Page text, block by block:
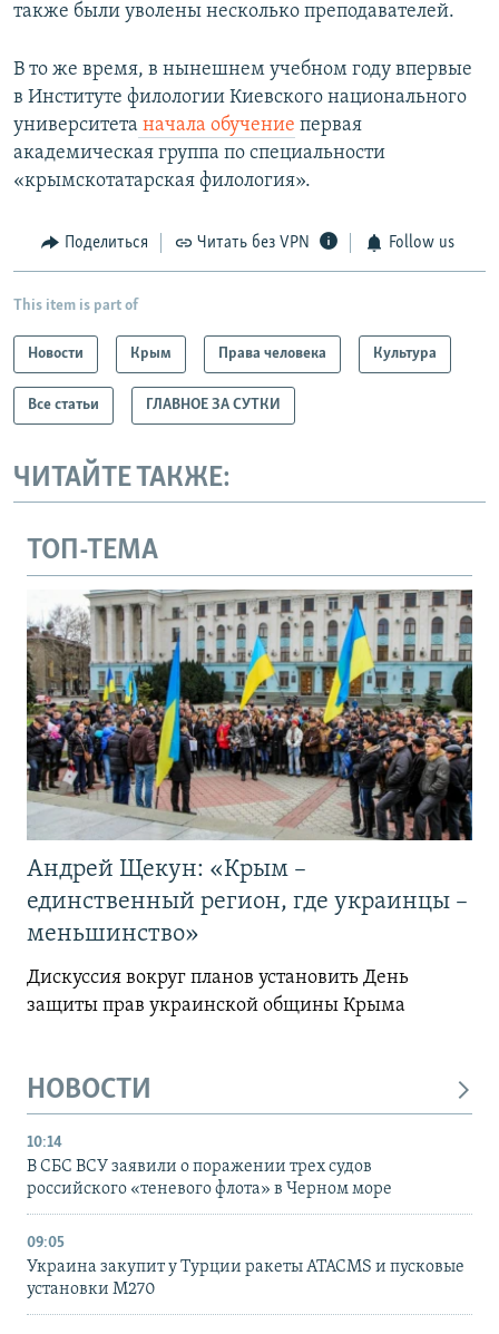
также были уволены несколько преподавателей.
В то же время, в нынешнем учебном году впервые
в Институте филологии Киевского национального
университета начала обучение первая
академическая группа по специальности
«крымскотатарская филология».
Поделиться Читать без VPN Follow us
This item is part of
Новости Крым Права человека Культура
Все статьи ГЛАВНОЕ ЗА СУТКИ
ЧИТАЙТЕ ТАКЖЕ:
ТОП-ТЕМА
Андрей Щекун: «Крым –
единственный регион, где украинцы –
меньшинство»
Дискуссия вокруг планов установить День
защиты прав украинской общины Крыма
НОВОСТИ
10:14
В СБС ВСУ заявили о поражении трех судов
российского «теневого флота» в Черном море
09:05
Украина закупит у Турции ракеты ATACMS и пусковые
установки M270